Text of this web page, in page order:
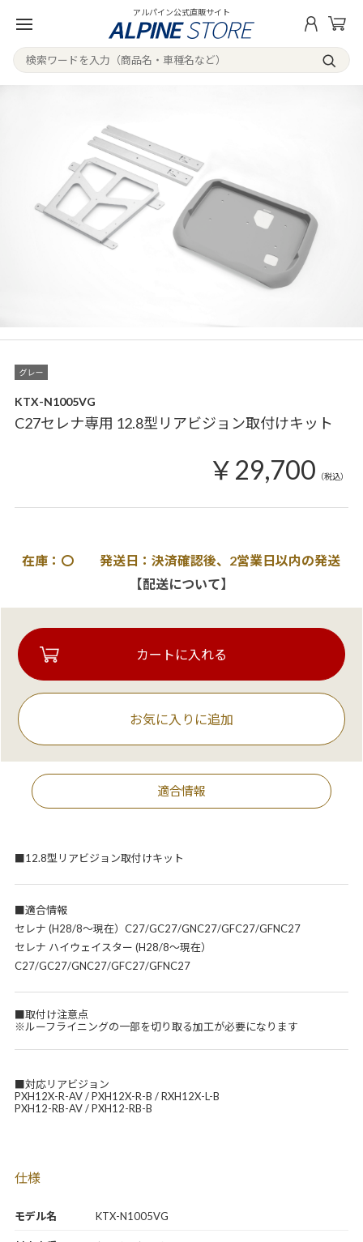
アルパイン公式直販サイト
KTX-N1005VG
C27セレナ専用 12.8型リアビジョン取付けキット
￥29,700 （税込）
モデル名 KTX-N1005VG
在庫：〇 発送日：決済確認後、2営業日以内の発送
【配送について】
お気に入りに追加
適合情報
■12.8型リアビジョン取付けキット
■適合情報
セレナ (H28/8～現在）C27/GC27/GNC27/GFC27/GFNC27
セレナ ハイウェイスター (H28/8～現在）
C27/GC27/GNC27/GFC27/GFNC27
■取付け注意点
※ルーフライニングの一部を切り取る加工が必要になります
■対応リアビジョン
PXH12X-R-AV / PXH12X-R-B / RXH12X-L-B
PXH12-RB-AV / PXH12-RB-B
仕様